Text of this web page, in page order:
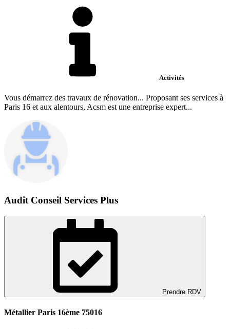
Activités
Vous démarrez des travaux de rénovation... Proposant ses services à
Paris 16 et aux alentours, Acsm est une entreprise expert...
Audit Conseil Services Plus
Prendre RDV
Métallier Paris 16ème 75016